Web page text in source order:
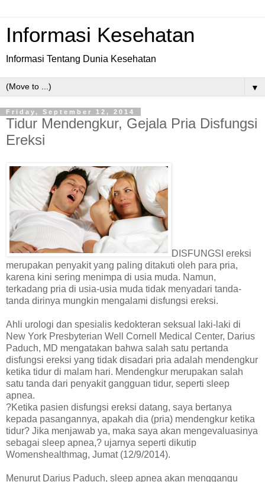
Informasi Kesehatan
Informasi Tentang Dunia Kesehatan
▼
Friday, September 12, 2014
Tidur Mendengkur, Gejala Pria Disfungsi
Ereksi
DISFUNGSI ereksi
merupakan penyakit yang paling ditakuti oleh para pria,
karena kini sering menimpa di usia muda. Namun,
terkadang pria di usia-usia muda tidak menyadari tanda-
tanda dirinya mungkin mengalami disfungsi ereksi.
Ahli urologi dan spesialis kedokteran seksual laki-laki di
New York Presbyterian Well Cornell Medical Center, Darius
Paduch, MD mengatakan bahwa salah satu pertanda
disfungsi ereksi yang tidak disadari pria adalah mendengkur
ketika tidur di malam hari. Mendengkur merupakan salah
satu tanda dari penyakit gangguan tidur, seperti sleep
apnea.
?Ketika pasien disfungsi ereksi datang, saya bertanya
kepada pasangannya, apakah dia (pria) mendengkur ketika
tidur? Jika menjawab ya, maka saya akan mengevaluasinya
sebagai sleep apnea,? ujarnya seperti dikutip
Womenshealthmag, Jumat (12/9/2014).
Menurut Darius Paduch, sleep apnea akan menggangu